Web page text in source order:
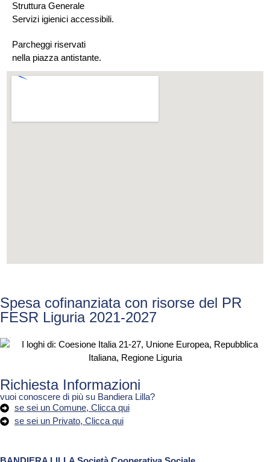
Struttura Generale
Servizi igienici accessibili.
Parcheggi riservati
nella piazza antistante.
Spesa cofinanziata con risorse del PR
FESR Liguria 2021-2027
Richiesta Informazioni
vuoi conoscere di più su Bandiera Lilla?
se sei un Comune, Clicca qui
se sei un Privato, Clicca qui